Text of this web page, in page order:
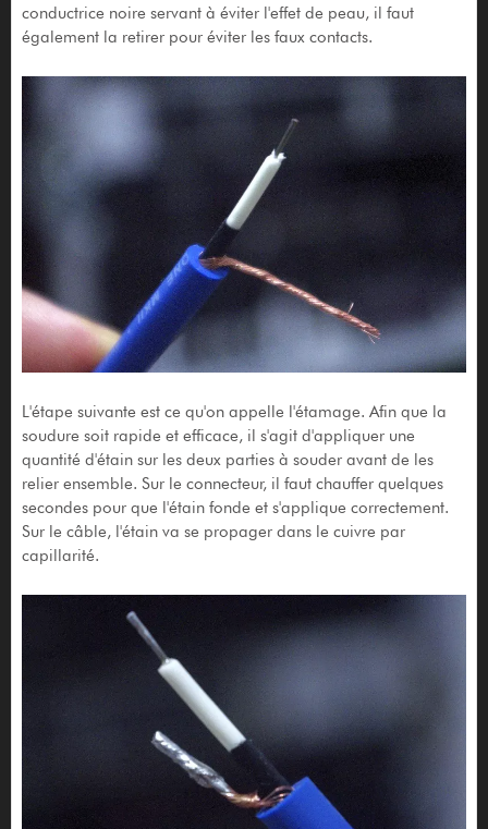
conductrice noire servant à éviter l'effet de peau, il faut
également la retirer pour éviter les faux contacts.
L'étape suivante est ce qu'on appelle l'étamage. Afin que la
soudure soit rapide et efficace, il s'agit d'appliquer une
quantité d'étain sur les deux parties à souder avant de les
relier ensemble. Sur le connecteur, il faut chauffer quelques
secondes pour que l'étain fonde et s'applique correctement.
Sur le câble, l'étain va se propager dans le cuivre par
capillarité.